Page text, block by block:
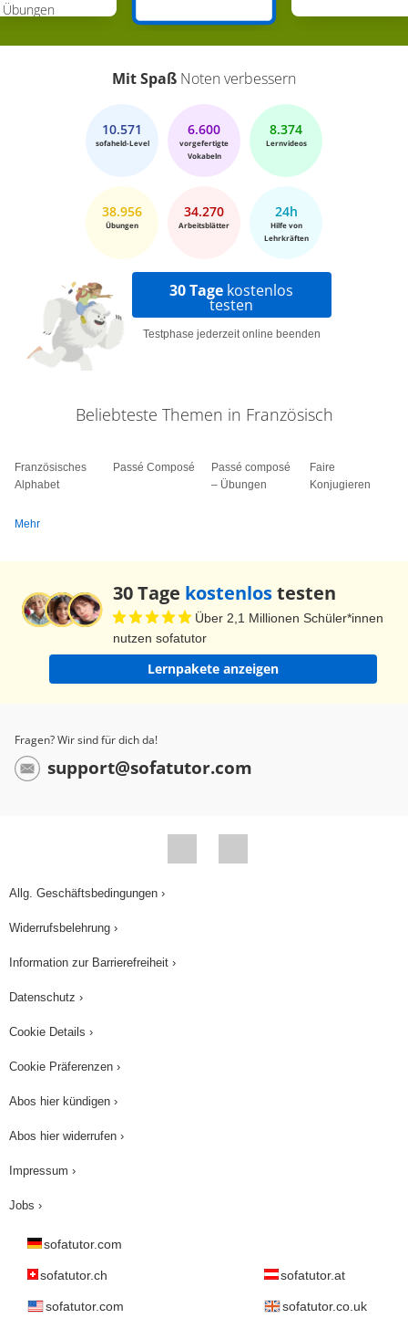
Übungen
Mit Spaß Noten verbessern
10.571
sofaheld-Level
6.600
vorgefertigte
Vokabeln
8.374
Lernvideos
38.956
Übungen
34.270
Arbeitsblätter
24h
Hilfe von
Lehrkräften
30 Tage kostenlos
testen
Testphase jederzeit online beenden
Beliebteste Themen in Französisch
Französisches
Alphabet
Passé Composé
Passé composé
– Übungen
Faire
Konjugieren
Mehr
30 Tage kostenlostesten
Über 2,1 Millionen Schüler*innen
nutzen sofatutor
Lernpakete anzeigen
Fragen? Wir sind für dich da!
support@sofatutor.com
Allg. Geschäftsbedingungen ›
Widerrufsbelehrung ›
Information zur Barrierefreiheit ›
Datenschutz ›
Cookie Details ›
Cookie Präferenzen ›
Abos hier kündigen ›
Abos hier widerrufen ›
Impressum ›
Jobs ›
sofatutor.com
sofatutor.ch sofatutor.at
sofatutor.com sofatutor.co.uk